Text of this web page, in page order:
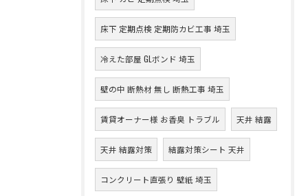
床下 定期点検 定期防カビ工事 埼玉
冷えた部屋 GLボンド 埼玉
壁の中 断熱材 無し 断熱工事 埼玉
賃貸オーナー様 お香臭 トラブル 天井 結露
天井 結露対策 結露対策シート 天井
コンクリート直張り 壁紙 埼玉